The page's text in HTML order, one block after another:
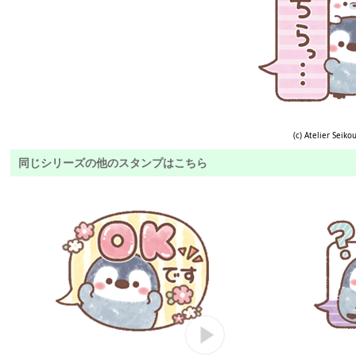
(c) Atelier Seikou
同じシリーズの他のスタンプはこちら